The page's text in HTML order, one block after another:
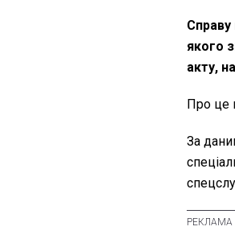
якого
акту,
Про це
За